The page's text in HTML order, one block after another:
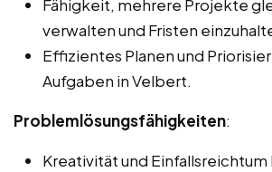
Fähigkeit, mehrere Projekte
verwalten und Fristen
Effizientes Planen und
Aufgaben in Velbert.
Problemlösungsfähigkeiten:
Kreativität und Einfallsreichtum